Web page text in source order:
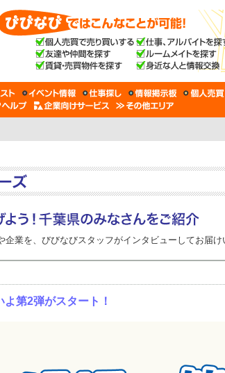
業を、びびなびスタッフがインタビューしてお届け
第2弾がスタート！